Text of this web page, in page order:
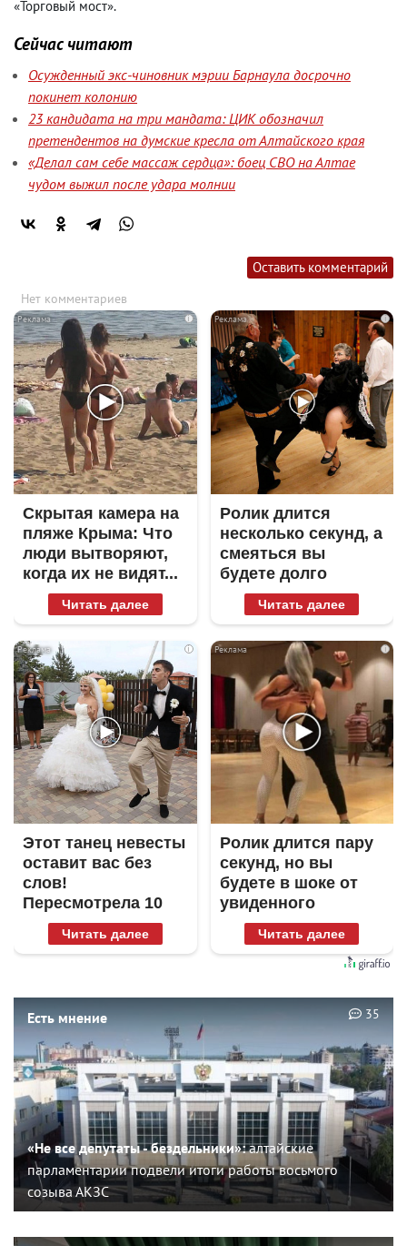
«Торговый мост».
Сейчас читают
Осужденный экс-чиновник мэрии Барнаула досрочно
покинет колонию
23 кандидата на три мандата: ЦИК обозначил
претендентов на думские кресла от Алтайского края
«Делал сам себе массаж сердца»: боец СВО на Алтае
чудом выжил после удара молнии
Оставить комментарий
Нет комментариев
i
Скрытая камера на
пляже Крыма: Что
люди вытворяют,
когда их не видят...
Читать далее
i
Ролик длится
несколько секунд, а
смеяться вы
будете долго
Читать далее
i
Этот танец невесты
оставит вас без
слов!
Пересмотрела 10
раз
Читать далее
i
Ролик длится пару
секунд, но вы
будете в шоке от
увиденного
Читать далее
Есть мнение
«Не все депутаты - бездельники»:алтайские
парламентарии подвели итоги работы восьмого
созыва АКЗС
35